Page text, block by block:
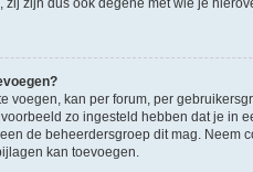
voegen, kan per forum, per
zo ingesteld hebben dat je in
de beheerdersgroep dit mag. Neem
kan toevoegen.